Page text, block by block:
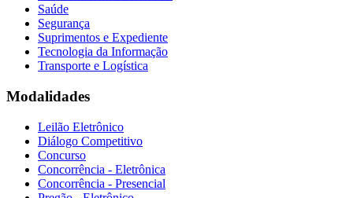
Saúde
Segurança
Suprimentos e Expediente
Tecnologia da Informação
Transporte e Logística
Modalidades
Leilão Eletrônico
Diálogo Competitivo
Concurso
Concorrência - Eletrônica
Concorrência - Presencial